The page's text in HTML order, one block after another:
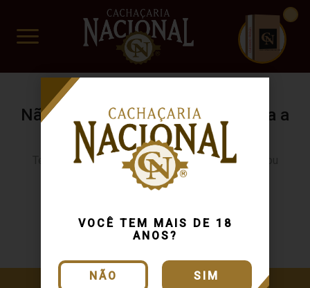
VOCÊ TEM MAIS DE 18
ANOS?
NÃO SIM
www.cachacarianacional.com.br
CUIDADO FRÁGIL
Não encontramos resultados para a
sua busca.
Tente buscar novamente usando outra categoria ou
produto
Continuar comprando